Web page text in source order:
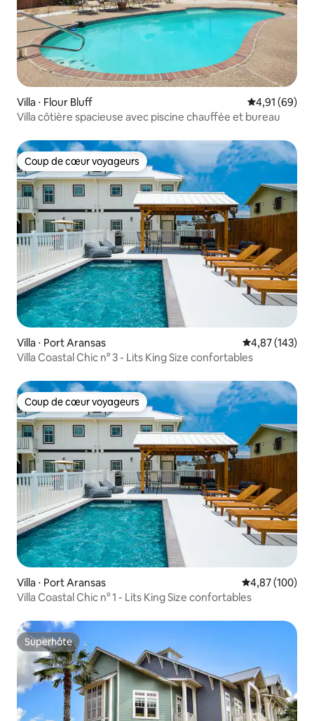
Villa ⋅ Flour Bluff Évaluation
4,91 (69)
Villa côtière spacieuse avec piscine chauffée et bureau
Coup de cœur voyageurs
Coup de cœur voyageurs
Villa ⋅ Port Aransas Évaluation
4,87 (143)
Villa Coastal Chic n° 3 - Lits King Size confortables
Coup de cœur voyageurs
Coup de cœur voyageurs
Villa ⋅ Port Aransas Évaluation
4,87 (100)
Villa Coastal Chic n° 1 - Lits King Size confortables
Superhôte
Superhôte